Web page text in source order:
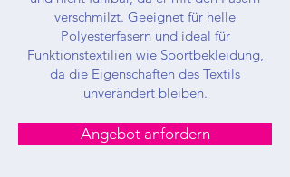
verschmilzt. Geeignet für helle
Polyesterfasern und ideal für
Funktionstextilien wie Sportbekleidung,
da die Eigenschaften des Textils
unverändert bleiben.
Angebot anfordern